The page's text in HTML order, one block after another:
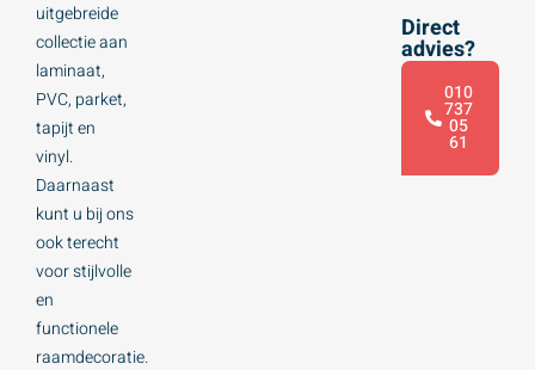
uitgebreide
collectie aan
laminaat,
PVC, parket,
tapijt en
vinyl.
Daarnaast
kunt u bij ons
ook terecht
voor stijlvolle
en
functionele
raamdecoratie.
Direct
advies?
010
737
05
61